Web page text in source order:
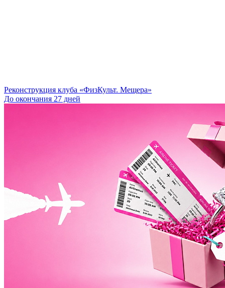
Реконструкция клуба «ФизКульт. Мещера»
До окончания 27 дней